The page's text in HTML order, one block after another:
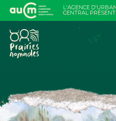
L'AGENCE
CENTRAL
contenu